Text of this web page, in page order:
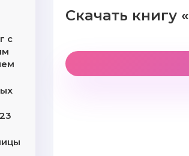
с
Скачать книгу